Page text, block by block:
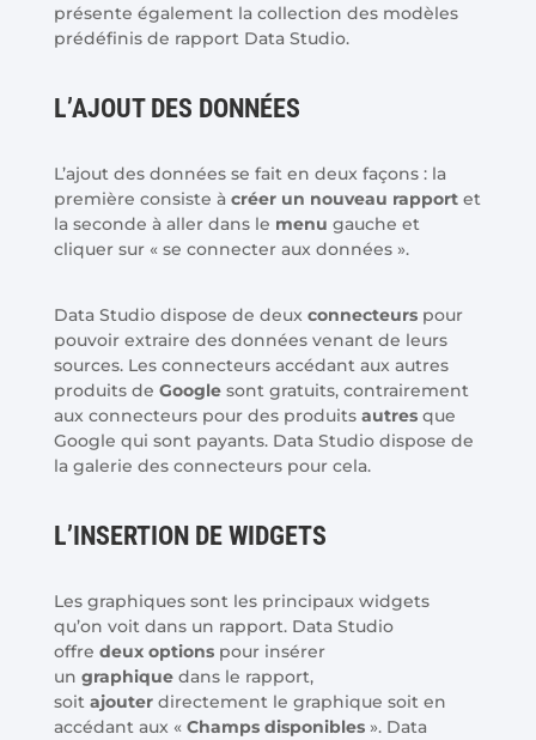
présente également la collection des modèles
prédéfinis de rapport Data Studio.
L’AJOUT DES DONNÉES
L’ajout des données se fait en deux façons : la
première consiste à créer un nouveau rapportet
la seconde à aller dans le menu gauche et
cliquer sur « se connecter aux données ».
Data Studio dispose de deux connecteurspour
pouvoir extraire des données venant de leurs
sources. Les connecteurs accédant aux autres
produits de Googlesont gratuits, contrairement
aux connecteurs pour des produits autresque
Google qui sont payants. Data Studio dispose de
la galerie des connecteurs pour cela.
L’INSERTION DE WIDGETS
Les graphiques sont les principaux widgets
qu’on voit dans un rapport. Data Studio
offre deux optionspour insérer
un graphiquedans le rapport,
soit ajouterdirectement le graphique soit en
accédant aux « Champs disponibles». Data